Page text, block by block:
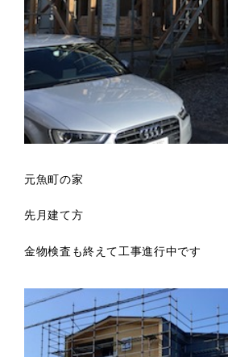
元魚町の家
先月建て方
金物検査も終えて工事進行中です